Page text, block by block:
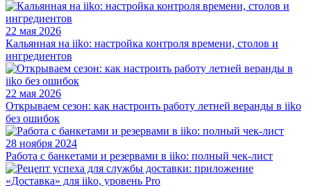
22 мая 2026
Кальянная на iiko: настройка контроля времени, столов и
ингредиентов
22 мая 2026
Открываем сезон: как настроить работу летней веранды в iiko
без ошибок
28 ноября 2024
Работа с банкетами и резервами в iiko: полный чек-лист